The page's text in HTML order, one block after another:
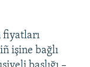
fiyatları
işine bağlı